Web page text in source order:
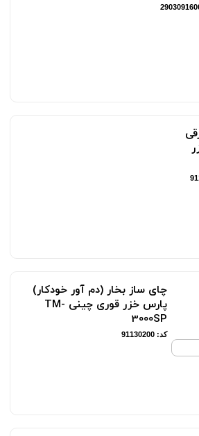
چای ساز بخار (دم آور خودکار)
پارس خزر قوری چینی TM-
3000SP
کد: 91130200